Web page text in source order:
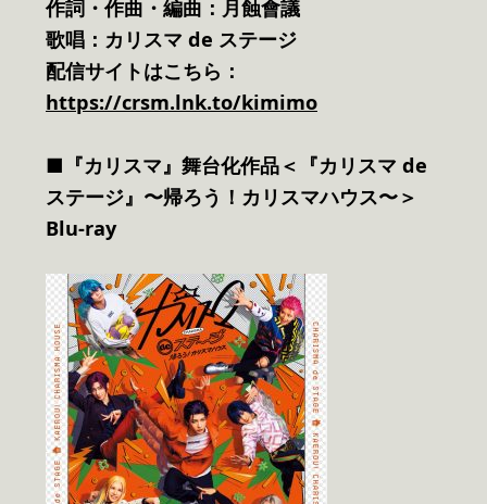
作詞・作曲・編曲：月蝕會議
歌唱：カリスマ de ステージ
配信サイトはこちら：
https://crsm.lnk.to/kimimo
■ 『カリスマ』舞台化作品＜『カリスマ de
ステージ』〜帰ろう！カリスマハウス〜＞
Blu-ray